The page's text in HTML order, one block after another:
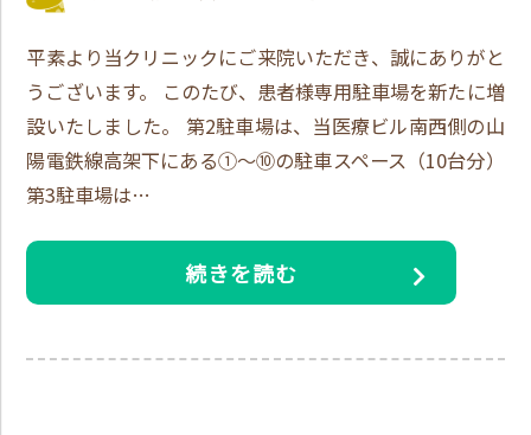
平素より当クリニックにご来院いただき、誠にありがと
うございます。 このたび、患者様専用駐車場を新たに増
設いたしました。 第2駐車場は、当医療ビル南西側の山
陽電鉄線高架下にある①～⑩の駐車スペース（10台分）
第3駐車場は…
続きを読む